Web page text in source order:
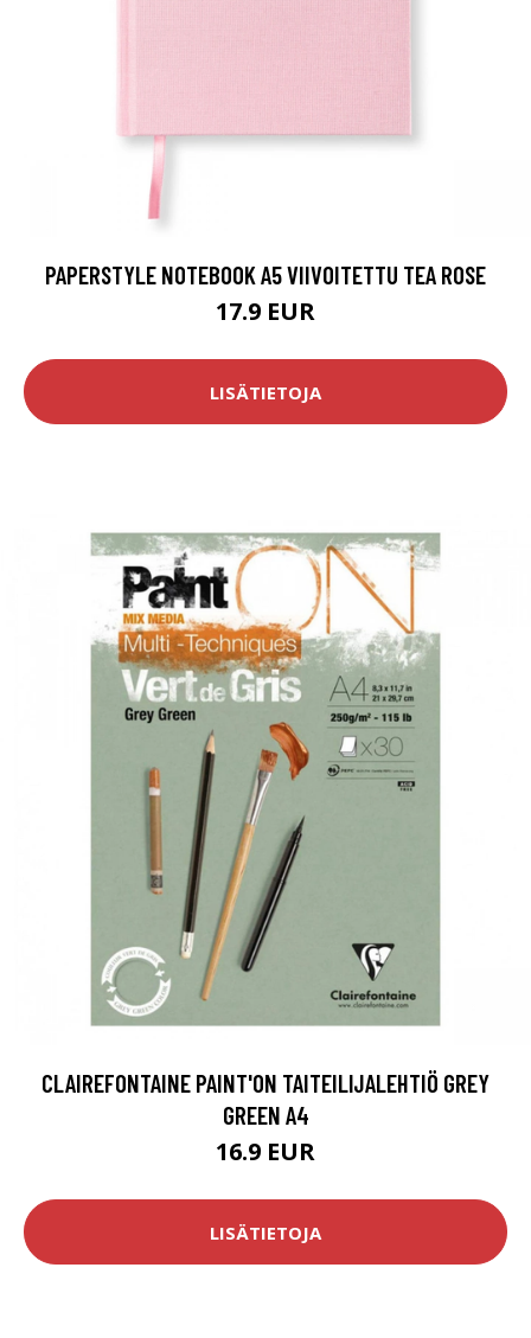
PAPERSTYLE NOTEBOOK A5 VIIVOITETTU TEA ROSE
17.9 EUR
LISÄTIETOJA
CLAIREFONTAINE PAINT'ON TAITEILIJALEHTIÖ GREY
GREEN A4
16.9 EUR
LISÄTIETOJA